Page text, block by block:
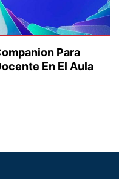
Para
En El Aula